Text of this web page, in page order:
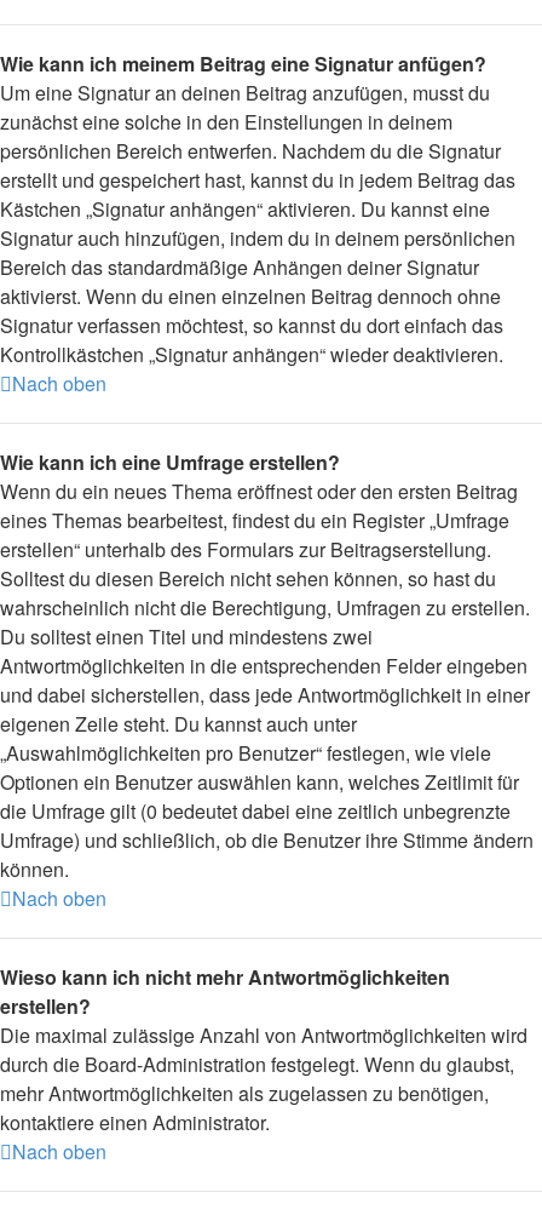
Wie kann ich meinem Beitrag eine Signatur anfügen?
Um eine Signatur an deinen Beitrag anzufügen, musst du
zunächst eine solche in den Einstellungen in deinem
persönlichen Bereich entwerfen. Nachdem du die Signatur
erstellt und gespeichert hast, kannst du in jedem Beitrag das
Kästchen „Signatur anhängen“ aktivieren. Du kannst eine
Signatur auch hinzufügen, indem du in deinem persönlichen
Bereich das standardmäßige Anhängen deiner Signatur
aktivierst. Wenn du einen einzelnen Beitrag dennoch ohne
Signatur verfassen möchtest, so kannst du dort einfach das
Kontrollkästchen „Signatur anhängen“ wieder deaktivieren.
Nach oben
Wie kann ich eine Umfrage erstellen?
Wenn du ein neues Thema eröffnest oder den ersten Beitrag
eines Themas bearbeitest, findest du ein Register „Umfrage
erstellen“ unterhalb des Formulars zur Beitragserstellung.
Solltest du diesen Bereich nicht sehen können, so hast du
wahrscheinlich nicht die Berechtigung, Umfragen zu erstellen.
Du solltest einen Titel und mindestens zwei
Antwortmöglichkeiten in die entsprechenden Felder eingeben
und dabei sicherstellen, dass jede Antwortmöglichkeit in einer
eigenen Zeile steht. Du kannst auch unter
„Auswahlmöglichkeiten pro Benutzer“ festlegen, wie viele
Optionen ein Benutzer auswählen kann, welches Zeitlimit für
die Umfrage gilt (0 bedeutet dabei eine zeitlich unbegrenzte
Umfrage) und schließlich, ob die Benutzer ihre Stimme ändern
können.
Nach oben
Wieso kann ich nicht mehr Antwortmöglichkeiten
erstellen?
Die maximal zulässige Anzahl von Antwortmöglichkeiten wird
durch die Board-Administration festgelegt. Wenn du glaubst,
mehr Antwortmöglichkeiten als zugelassen zu benötigen,
kontaktiere einen Administrator.
Nach oben